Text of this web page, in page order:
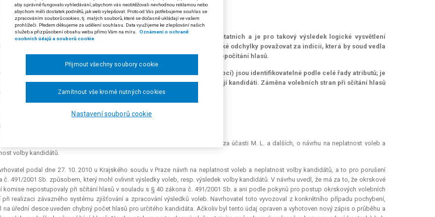
zastupitelstev obcí: přepočítání hlasů
strana
se v jednom volebním okrsku liší výsledky voleb od okrsků ostatních a je pro takový výsledek logické vysvětlení
několika kandidátů úspěšných volebních stran), nelze takové statistické odchylky považovat za indicii, která by soud vedla
že by v řízení o neplatnosti voleb a hlasování (§ 90 s.ř.s.) přistoupil k přepočítání hlasů.
strany (§ 20 zákona č. 491/2001 Sb., o volbách do zastupitelstev obcí) jsou identifikovatelné podle celé řady atributů; je
volební strany, její vylosované číslo a v neposlední řadě jsou to také její kandidáti. Záměna volebních stran při sčítání hlasů
podobné zkratky volebních stran je proto ve své podstatě vyloučena.
Krajského soudu v Praze ze dne 16. 11. 2010, čj. 44 A 105/2010 – 58)
nález Ústavního soudu č. 140/2005 Sb.
nezávislých kandidátů Evropští demokraté proti Městskému úřadu Č., za účasti M. L. a dalších, o návrhu na neplatnost voleb a
volby kandidátů.
podal dne 27. 10. 2010 u Krajského soudu v Praze návrh na neplatnost voleb a neplatnost volby kandidátů, a to pro porušení
č. 491/2001 Sb. způsobem, který mohl ovlivnit výsledky voleb, resp. výsledek volby kandidátů. V návrhu uvedl, že má za to, že okrskové
komise nepostupovaly při sčítání hlasů v souladu s § 40 zákona č. 491/2001 Sb. a ani podle pokynů pro postup okrskových volebních
při realizaci závazného systému zjišťování a zpracování výsledků voleb. Navrhovatel toto vyvozoval z konkrétního případu pochybení,
na úřední desce uveden chybný počet hlasů pro určitého kandidáta. Ačkoliv byl tento údaj opraven a vyhotoven nový zápis o průběhu a
aby správně fungovalo vyhledávání, abychom vás neobtěžovali nevhodnou reklamou nebo
abychom měli dostatek podnětů, jak web vylepšovat. Proto od Vás potřebujeme souhlas se
zpracováním souborů cookies, tj. malých souborů, které se dočasně ukládají ve vašem
prohlížeči. Předem děkujeme za udělení souhlasu. Data využijeme ke zlepšování našich
služeb a přizpůsobení obsahu webu přímo Vám na míru.
Oznámení o ochraně
osobních údajů a souborů cookie
Nastavení souborů cookie
Zamítnout vše kromě nutných cookies
Přijmout všechny soubory cookie